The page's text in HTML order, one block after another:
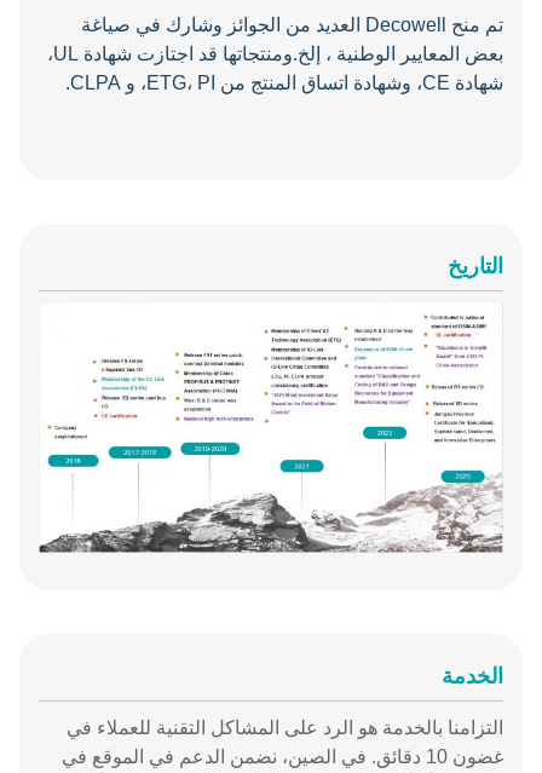
تم منح Decowell العديد من الجوائز وشارك في صياغة
بعض المعايير الوطنية ، إلخ.ومنتجاتها قد اجتازت شهادة UL،
شهادة CE، وشهادة اتساق المنتج من ETG، PI، و CLPA.
التاريخ
الخدمة
التزامنا بالخدمة هو الرد على المشاكل التقنية للعملاء في
غضون 10 دقائق. في الصين، نضمن الدعم في الموقع في